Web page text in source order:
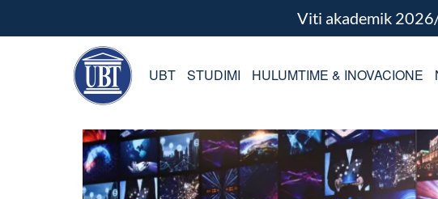
Viti akademik
UBT STUDIMI HULUMTIME & INOVACIONE